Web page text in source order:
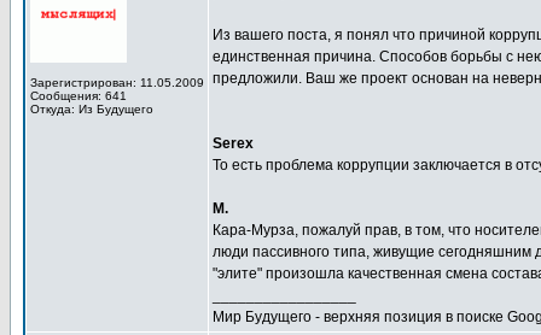
Зарегистрирован: 11.05.2009
Сообщения: 641
Откуда: Из Будущего
Из вашего поста, я понял что причиной
единственная причина. Способов борьбы с
предложили. Ваш же проект основан на
Serex
То есть проблема коррупции заключается в
М.
Кара-Мурза, пожалуй прав, в том, что
люди пассивного типа, живущие сегодняшним
"элите" произошла качественная смена
Мир Будущего - верхняя позиция в поиске